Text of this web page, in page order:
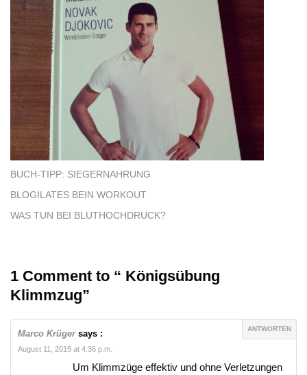
BUCH-TIPP: SIEGERNAHRUNG
BLOGILATES BEIN WORKOUT
WAS TUN BEI BLUTHOCHDRUCK?
1 Comment to “ Königsübung
Klimmzug”
Marco Krügersays : ANTWORTEN
August 11, 2015 at 4:36 p.m.
Um Klimmzüge effektiv und ohne Verletzungen